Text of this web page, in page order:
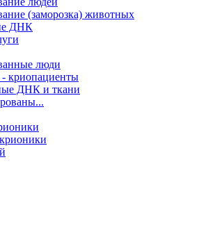
(заморозка) животных
ДНК
люди
криопациенты
ДНК и ткани